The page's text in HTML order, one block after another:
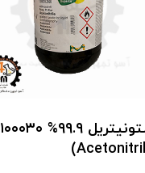
استونیتریل ۹۹.۹% ۱۰۰۰۳۰